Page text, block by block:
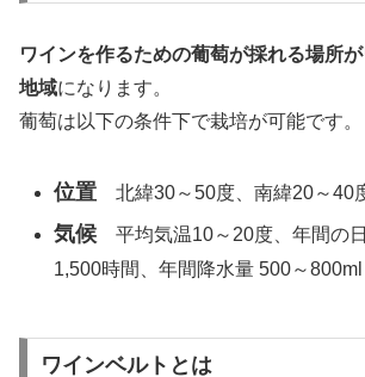
ワインを作るための葡萄が採れる場所
地域になります。
葡萄は以下の条件下で栽培が可能です。
位置 北緯30～50度、南緯20～40
気候 平均気温10～20度、年間の
1,500時間、年間降水量 500～800ml
ワインベルトとは